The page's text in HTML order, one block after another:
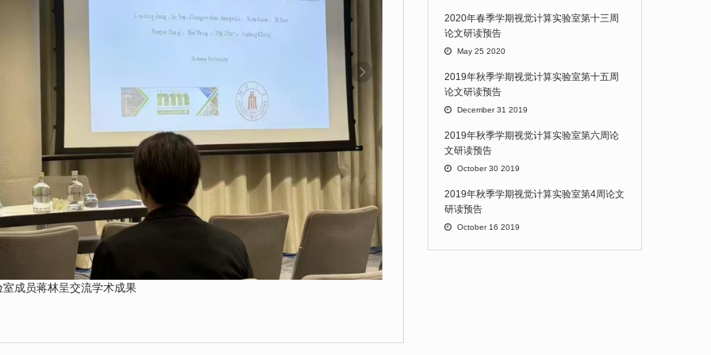
室成员蒋林呈交流学术成果
2020年春季学期视觉计算实验室第十三周
论文研读预告
May 25 2020
2019年秋季学期视觉计算实验室第十五周
论文研读预告
December 31 2019
2019年秋季学期视觉计算实验室第六周论
文研读预告
October 30 2019
2019年秋季学期视觉计算实验室第4周论文
研读预告
October 16 2019